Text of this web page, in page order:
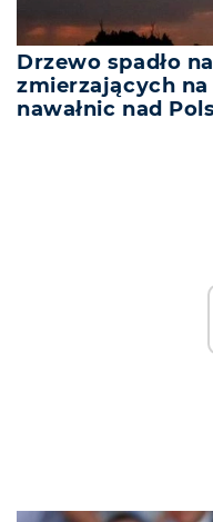
Drzewo spadło
zmierzających na
nawałnic nad